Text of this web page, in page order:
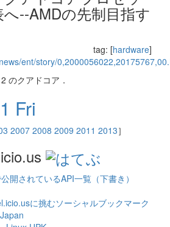
--AMDの先制目指す
tag: [hardware]
ent/story/
のクアドコア．
Fri
2007 2008 2009 2011 2013］
開されているAPI一覧（下書き）
に挑むソーシャルブックマーク